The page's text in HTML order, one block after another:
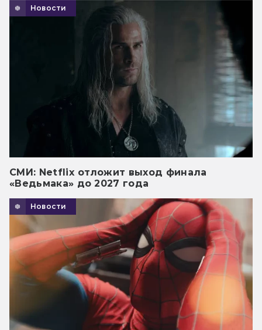
Новости
СМИ: Netflix отложит выход финала
«Ведьмака» до 2027 года
Новости